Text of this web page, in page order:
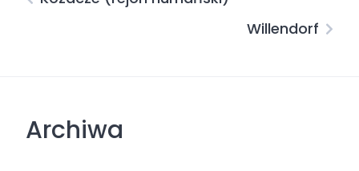
Willendorf
Archiwa